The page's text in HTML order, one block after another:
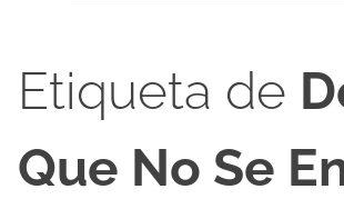
Etiqueta de
Que No Se